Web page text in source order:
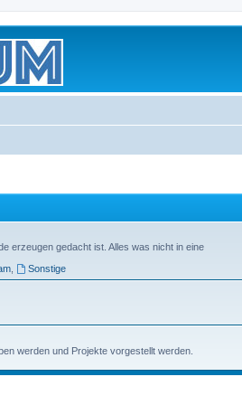
erzeugen gedacht ist. Alles was nicht in eine
Sonstige
werden und Projekte vorgestellt werden.